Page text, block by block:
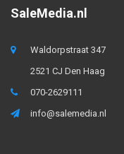
SaleMedia.nl
Waldorpstraat 347
2521 CJ Den Haag
070-2629111
info@salemedia.nl